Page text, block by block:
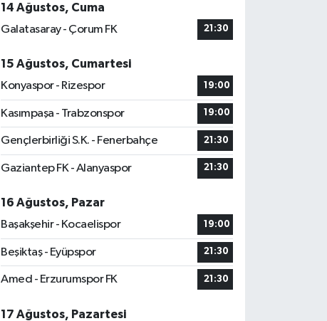
14 Ağustos, Cuma
Galatasaray - Çorum FK
21:30
15 Ağustos, Cumartesi
Konyaspor - Rizespor
19:00
Kasımpaşa - Trabzonspor 19:00
Gençlerbirliği S.K. - Fenerbahçe 21:30
Gaziantep FK - Alanyaspor 21:30
16 Ağustos, Pazar
Başakşehir - Kocaelispor
19:00
Beşiktaş - Eyüpspor 21:30
Amed - Erzurumspor FK 21:30
17 Ağustos, Pazartesi